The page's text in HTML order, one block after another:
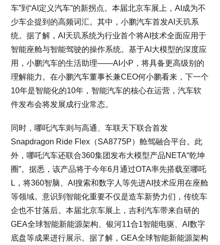
车”到“AI定义汽车”的新拐点。本届北京车展上，AI成为不
少车企提到的高频词汇。其中，小鹏汽车首发AI天玑系
统。据了解，AI天玑系统为行业首个将AI技术全面应用于
智能座舱与智能驾驶的操作系统。基于AI大模型的深度应
用，小鹏汽车的生活助理——AI小P，将具备更高级别的
理解能力。在小鹏汽车董事长兼CEO何小鹏看来，下一个
10年是智能化的10年，智能汽车的核心在运营，汽车软
件发布会将发展成行业常态。
同时，哪吒汽车则与高通、车联天下联合首发
Snapdragon Ride Flex（SA8775P）舱驾融合平台。此
外，哪吒汽车还联合360集团发布大模型产品NETA“乾坤
圈”。据悉，该产品将于今年6月通过OTA率先搭载至哪吒
L，将360智脑、AI搜索和数字人等先进AI技术应用在座舱
等领域。意识到智能化重要不仅是造车新势力们，传统车
企也不甘落后。本届北京车展上，吉利汽车带来自研的
GEA全球智能新能源架构、银河11合1智能电驱、AI数字
底盘等成果进行展示。据了解，GEA全球智能新能源架构